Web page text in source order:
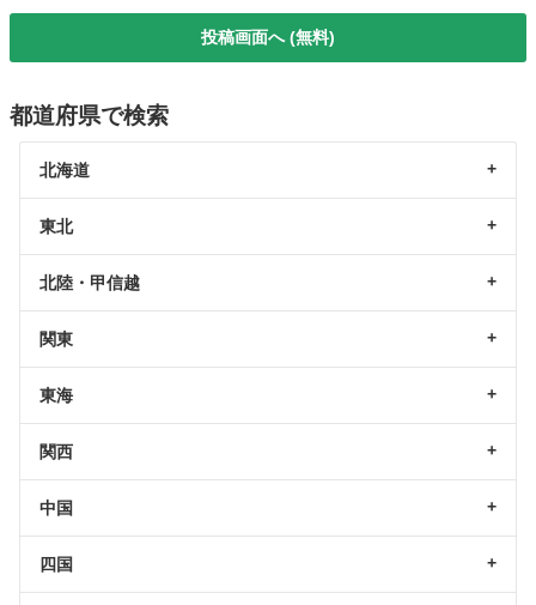
投稿画面へ (無料)
都道府県で検索
北海道
東北
北陸・甲信越
関東
東海
関西
中国
四国